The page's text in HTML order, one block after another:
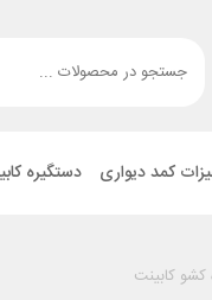
کمد دیواری دستگیره
کشو کابینت